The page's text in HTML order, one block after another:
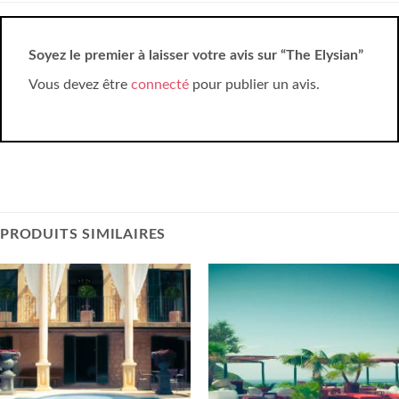
Soyez le premier à laisser votre avis sur “The Elysian”
Vous devez être connecté pour publier un avis.
PRODUITS SIMILAIRES